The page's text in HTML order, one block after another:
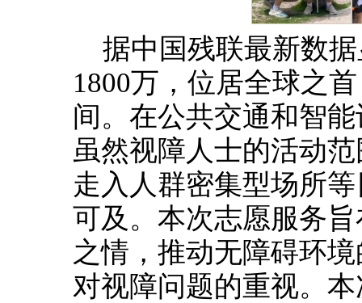
据中国残联最新数
1800万，位居全球之
间。在公共交通和智
虽然视障人士的活动
走入人群密集型场所
可及。本次志愿服务
之情，推动无障碍环
对视障问题的重视。